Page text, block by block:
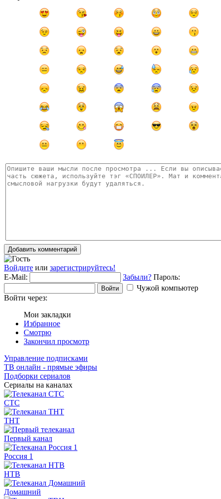
Добавить комментарий
Войдите или зарегистрируйтесь!
E-Mail:
Забыли? Пароль:
Войти
Чужой компьютер
Войти через:
Мои закладки
Избранное
Смотрю
Закончил просмотр
Управление подписками
ТВ онлайн - прямые эфиры
Подборки сериалов
Сериалы на каналах
СТС
ТНТ
Первый канал
Россия 1
НТВ
Домашний